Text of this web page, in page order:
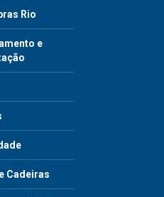
Rio
e
Cadeiras